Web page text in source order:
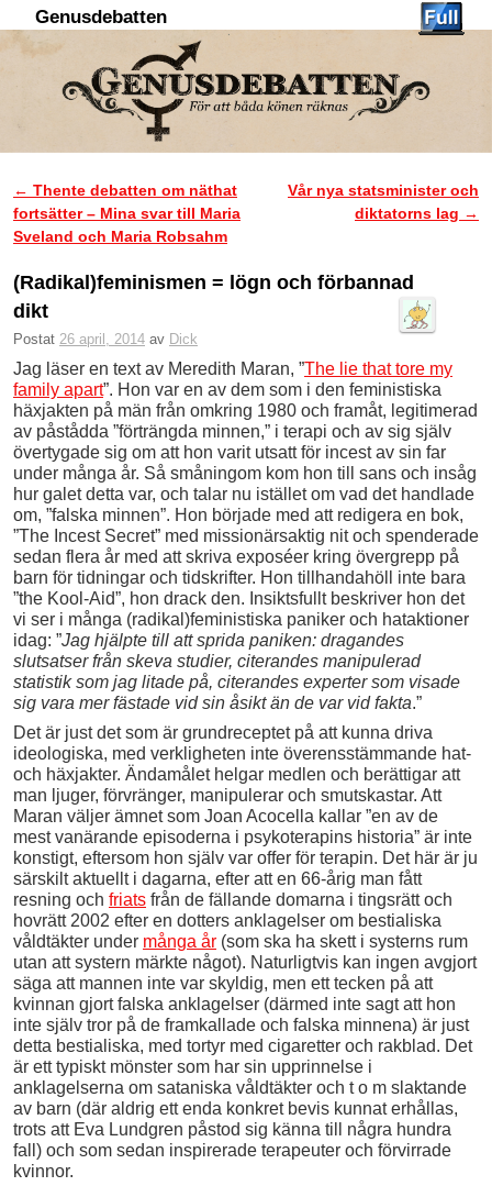
Genusdebatten
Inläggsnavigering
← Thente debatten om näthat
fortsätter – Mina svar till Maria
Sveland och Maria Robsahm
Vår nya statsminister och
diktatorns lag →
(Radikal)feminismen = lögn och förbannad
dikt
Postat 26 april, 2014 av Dick
Jag läser en text av Meredith Maran, ”The lie that tore my
family apart”. Hon var en av dem som i den feministiska
häxjakten på män från omkring 1980 och framåt, legitimerad
av påstådda ”förträngda minnen,” i terapi och av sig själv
övertygade sig om att hon varit utsatt för incest av sin far
under många år. Så småningom kom hon till sans och insåg
hur galet detta var, och talar nu istället om vad det handlade
om, ”falska minnen”. Hon började med att redigera en bok,
”The Incest Secret” med missionärsaktig nit och spenderade
sedan flera år med att skriva exposéer kring övergrepp på
barn för tidningar och tidskrifter. Hon tillhandahöll inte bara
”the Kool-Aid”, hon drack den. Insiktsfullt beskriver hon det
vi ser i många (radikal)feministiska paniker och hataktioner
idag: ”Jag hjälpte till att sprida paniken: dragandes
slutsatser från skeva studier, citerandes manipulerad
statistik som jag litade på, citerandes experter som visade
sig vara mer fästade vid sin åsikt än de var vid fakta.”
Det är just det som är grundreceptet på att kunna driva
ideologiska, med verkligheten inte överensstämmande hat-
och häxjakter. Ändamålet helgar medlen och berättigar att
man ljuger, förvränger, manipulerar och smutskastar. Att
Maran väljer ämnet som Joan Acocella kallar ”en av de
mest vanärande episoderna i psykoterapins historia” är inte
konstigt, eftersom hon själv var offer för terapin. Det här är ju
särskilt aktuellt i dagarna, efter att en 66-årig man fått
resning och friats från de fällande domarna i tingsrätt och
hovrätt 2002 efter en dotters anklagelser om bestialiska
våldtäkter under många år (som ska ha skett i systerns rum
utan att systern märkte något). Naturligtvis kan ingen avgjort
säga att mannen inte var skyldig, men ett tecken på att
kvinnan gjort falska anklagelser (därmed inte sagt att hon
inte själv tror på de framkallade och falska minnena) är just
detta bestialiska, med tortyr med cigaretter och rakblad. Det
är ett typiskt mönster som har sin upprinnelse i
anklagelserna om sataniska våldtäkter och t o m slaktande
av barn (där aldrig ett enda konkret bevis kunnat erhållas,
trots att Eva Lundgren påstod sig känna till några hundra
fall) och som sedan inspirerade terapeuter och förvirrade
kvinnor.